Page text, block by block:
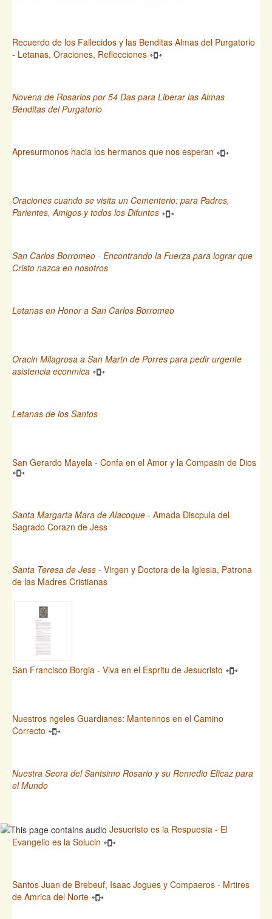
Recuerdo de los Fallecidos y las Benditas Almas del Purgatorio
- Letanas, Oraciones, Reflecciones
Novena de Rosarios por 54 Das para Liberar las Almas
Benditas del Purgatorio
Apresurmonos hacia los hermanos que nos esperan
Oraciones cuando se visita un Cementerio: para Padres,
Parientes, Amigos y todos los Difuntos
San Carlos Borromeo - Encontrando la Fuerza para lograr que
Cristo nazca en nosotros
Letanas en Honor a San Carlos Borromeo
Oracin Milagrosa a San Martn de Porres para pedir urgente
asistencia econmica
Letanas de los Santos
San Gerardo Mayela - Confa en el Amor y la Compasin de Dios
Santa Margarta Mara de Alacoque - Amada Discpula del
Sagrado Corazn de Jess
Santa Teresa de Jess - Virgen y Doctora de la Iglesia, Patrona
de las Madres Cristianas
San Francisco Borgia - Viva en el Espritu de Jesucristo
Nuestros ngeles Guardianes: Mantennos en el Camino
Correcto
Nuestra Seora del Santsimo Rosario y su Remedio Eficaz para
el Mundo
Jesucristo es la Respuesta - El
Evangelio es la Solucin
Santos Juan de Brebeuf, Isaac Jogues y Compaeros - Mrtires
de Amrica del Norte